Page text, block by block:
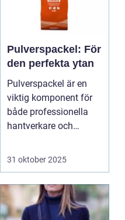
Pulverspackel: För
den perfekta ytan
Pulverspackel är en
viktig komponent för
både professionella
hantverkare och
31 oktober 2025